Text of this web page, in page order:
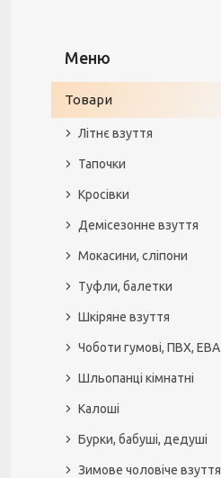
Товари
Літнє взуття
Тапочки
Кросівки
Демісезонне взуття
Мокасини, сліпони
Туфли, балетки
Шкіряне взуття
Чоботи гумові, ПВХ, ЕВА
Шльопанці кімнатні
Калоші
Бурки, бабуші, дедуші
Зимове чоловіче взуття